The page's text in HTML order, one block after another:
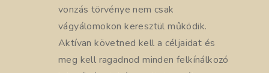
vonzás törvénye nem csak
vágyálomokon keresztül működik.
Aktívan követned kell a céljaidat és
meg kell ragadnod minden felkínálkozó